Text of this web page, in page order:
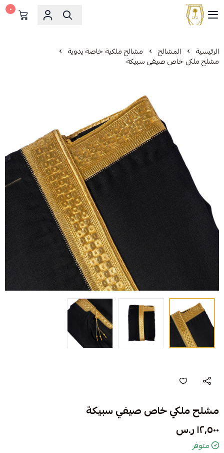
مشالح المهدي الملكية
٠
الرئيسية المشالح مشالح ملكية خاصة يدوية
مشلح ملكي خاص صيفي سبيكة
مشلح ملكي خاص صيفي سبيكة
١٢٬٥٠٠ ر.س
متوفر